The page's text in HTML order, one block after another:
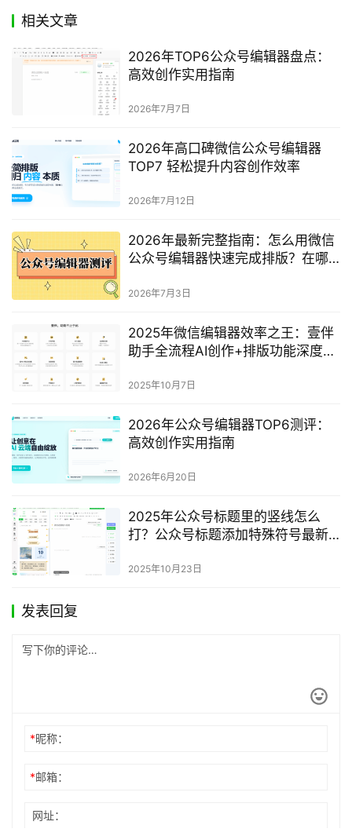
相关文章
2026年TOP6公众号编辑器盘点：
高效创作实用指南
2026年7月7日
2026年高口碑微信公众号编辑器
TOP7 轻松提升内容创作效率
2026年7月12日
2026年最新完整指南：怎么用微信
公众号编辑器快速完成排版？在哪
2026年7月3日
2025年微信编辑器效率之王：壹伴
助手全流程AI创作+排版功能深度评
2025年10月7日
2026年公众号编辑器TOP6测评：
高效创作实用指南
2026年6月20日
2025年公众号标题里的竖线怎么
打？公众号标题添加特殊符号最新
2025年10月23日
发表回复
*昵称：
*邮箱：
网址：